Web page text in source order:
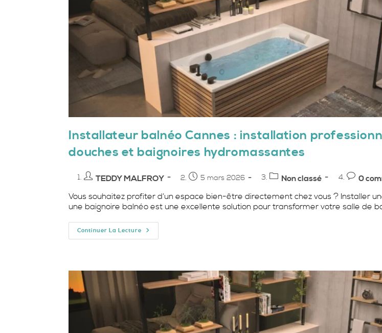
Installateur balnéo Cannes : installation
douches et baignoires hydromassantes
Auteur/autrice
la
publication :
TEDDY MALFROY
Publication
5 mars 2026
PostNon classé
la
0
Vous souhaitez profiter d’un espace bien-être directement chez vous ? Installer
une baignoire balnéo est une excellente solution pour transformer votre salle de
Continuer La Lecture Installateur
Balnéo
De
Douches
Et
Baignoires
Hydromassantes